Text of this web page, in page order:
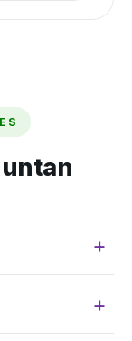
Más